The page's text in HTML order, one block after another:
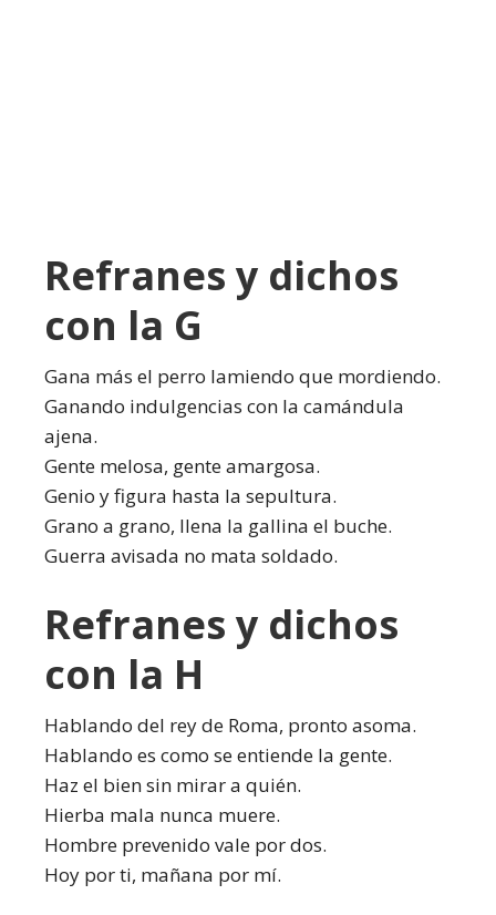
Refranes y dichos
con la G
Gana más el perro lamiendo que mordiendo.
Ganando indulgencias con la camándula
ajena.
Gente melosa, gente amargosa.
Genio y figura hasta la sepultura.
Grano a grano, llena la gallina el buche.
Guerra avisada no mata soldado.
Refranes y dichos
con la H
Hablando del rey de Roma, pronto asoma.
Hablando es como se entiende la gente.
Haz el bien sin mirar a quién.
Hierba mala nunca muere.
Hombre prevenido vale por dos.
Hoy por ti, mañana por mí.